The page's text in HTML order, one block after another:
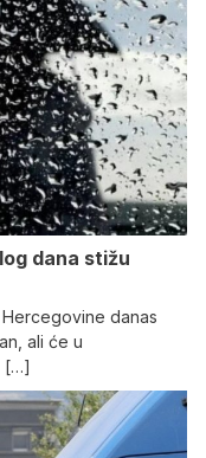
dana stižu
danas
ali će u
[…]